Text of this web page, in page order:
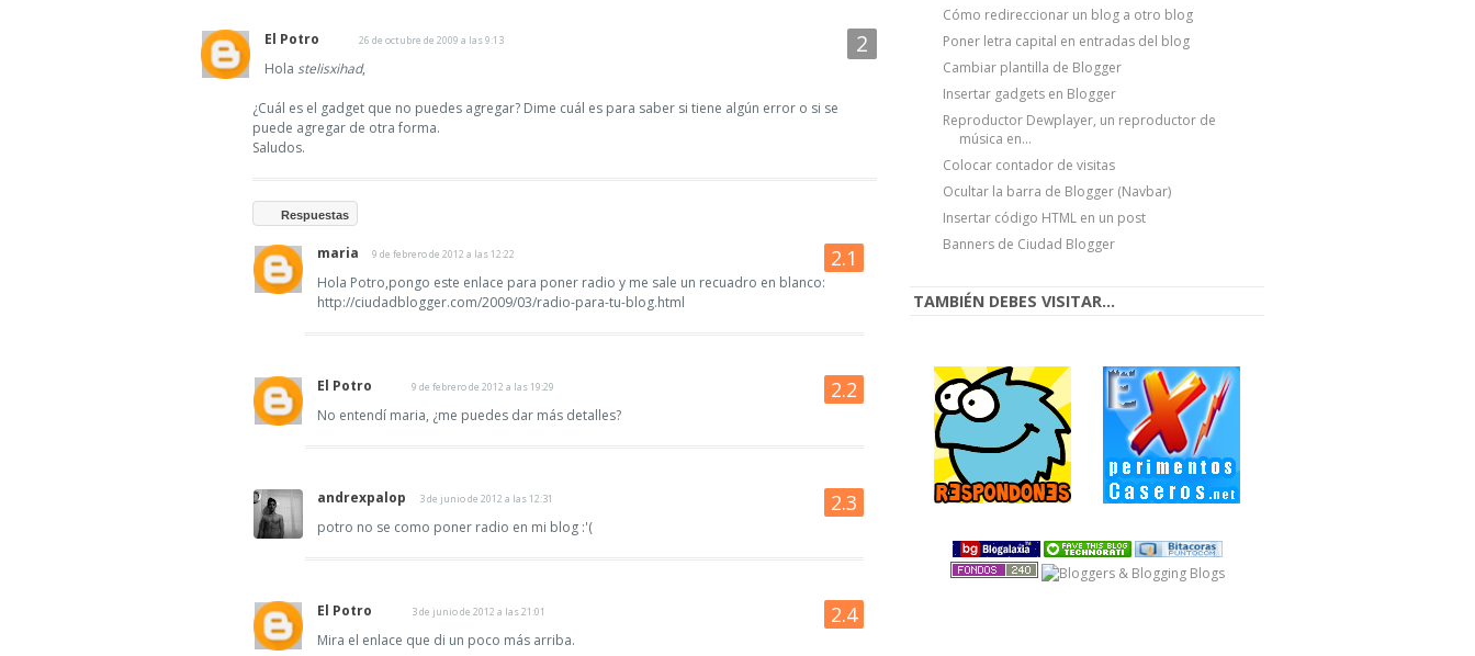
El Potro 26 de octubre de 2009 a las 9:13
Hola stelisxihad,
¿Cuál es el gadget que no puedes agregar? Dime cuál es para saber si tiene algún error o si se
puede agregar de otra forma.
Saludos.
Respuestas
maria 9 de febrero de 2012 a las 12:22
Hola Potro,pongo este enlace para poner radio y me sale un recuadro en blanco:
http://ciudadblogger.com/2009/03/radio-para-tu-blog.html
El Potro 9 de febrero de 2012 a las 19:29
No entendí maria, ¿me puedes dar más detalles?
andrexpalop 3 de junio de 2012 a las 12:31
potro no se como poner radio en mi blog :'(
El Potro 3 de junio de 2012 a las 21:01
Mira el enlace que di un poco más arriba.
Cómo redireccionar un blog a otro blog
Poner letra capital en entradas del blog
Cambiar plantilla de Blogger
Insertar gadgets en Blogger
Reproductor Dewplayer, un reproductor de
música en...
Colocar contador de visitas
Ocultar la barra de Blogger (Navbar)
Insertar código HTML en un post
Banners de Ciudad Blogger
TAMBIÉN DEBES VISITAR...